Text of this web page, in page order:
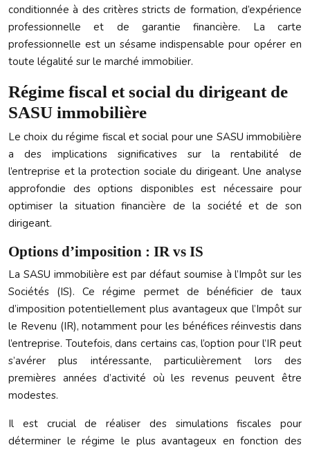
conditionnée à des critères stricts de formation, d’expérience
professionnelle et de garantie financière. La carte
professionnelle est un sésame indispensable pour opérer en
toute légalité sur le marché immobilier.
Régime fiscal et social du dirigeant de
SASU immobilière
Le choix du régime fiscal et social pour une SASU immobilière
a des implications significatives sur la rentabilité de
l’entreprise et la protection sociale du dirigeant. Une analyse
approfondie des options disponibles est nécessaire pour
optimiser la situation financière de la société et de son
dirigeant.
Options d’imposition : IR vs IS
La SASU immobilière est par défaut soumise à l’Impôt sur les
Sociétés (IS). Ce régime permet de bénéficier de taux
d’imposition potentiellement plus avantageux que l’Impôt sur
le Revenu (IR), notamment pour les bénéfices réinvestis dans
l’entreprise. Toutefois, dans certains cas, l’option pour l’IR peut
s’avérer plus intéressante, particulièrement lors des
premières années d’activité où les revenus peuvent être
modestes.
Il est crucial de réaliser des simulations fiscales pour
déterminer le régime le plus avantageux en fonction des